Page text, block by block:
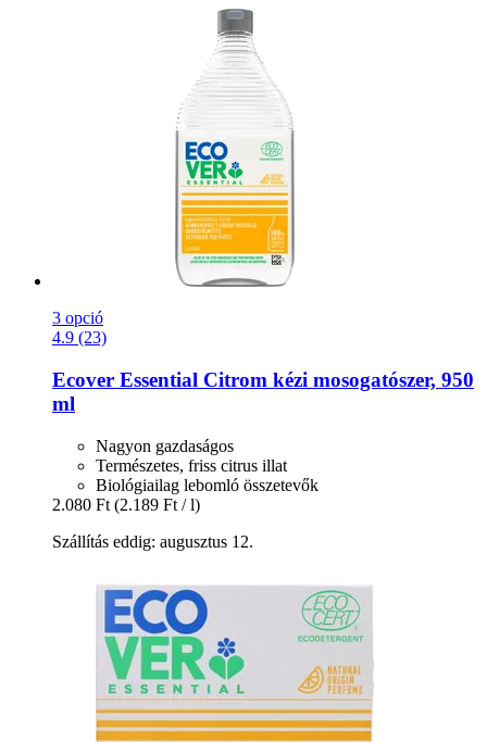
3 opció
4.9 (23)
Ecover Essential Citrom kézi mosogatószer, 950
ml
Nagyon gazdaságos
Természetes, friss citrus illat
Biológiailag lebomló összetevők
2.080 Ft (2.189 Ft / l)
Szállítás eddig: augusztus 12.